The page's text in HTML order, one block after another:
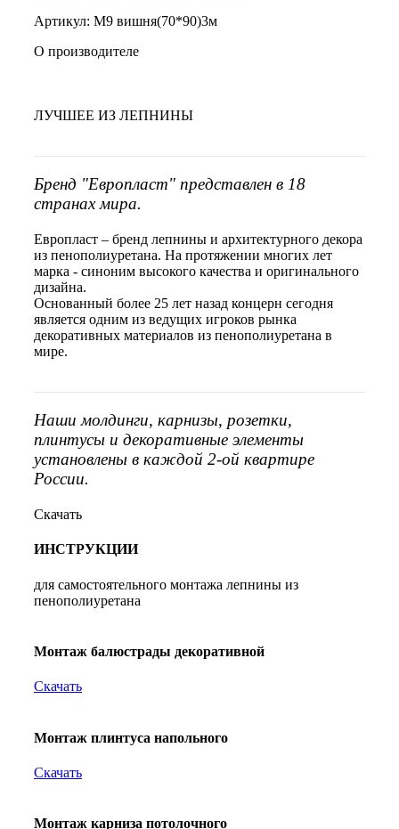
Артикул: М9 вишня(70*90)3м
О производителе
ЛУЧШЕЕ ИЗ ЛЕПНИНЫ
Бренд "Европласт" представлен в 18
странах мира.
Европласт – бренд лепнины и архитектурного декора
из пенополиуретана. На протяжении многих лет
марка - синоним высокого качества и оригинального
дизайна.
Основанный более 25 лет назад концерн сегодня
является одним из ведущих игроков рынка
декоративных материалов из пенополиуретана в
мире.
Наши молдинги, карнизы, розетки,
плинтусы и декоративные элементы
установлены в каждой 2-ой квартире
России.
Скачать
ИНСТРУКЦИИ
для самостоятельного монтажа лепнины из
пенополиуретана
Монтаж балюстрады декоративной
Скачать
Монтаж плинтуса напольного
Скачать
Монтаж карниза потолочного